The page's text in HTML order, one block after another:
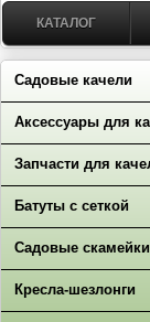
КАТАЛОГ
Садовые качели
Аксессуары для
Запчасти для
Батуты с сеткой
Садовые скамейки
Кресла-шезлонги